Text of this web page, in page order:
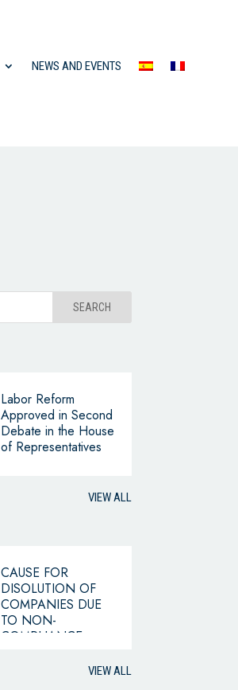
NEWS AND EVENTS
Labor Reform
Approved in Second
Debate in the House
of Representatives
VIEW ALL
CAUSE FOR
DISOLUTION OF
COMPANIES DUE
TO NON-
COMPLIANCE
HYPOTHESIS OFVIEW ALL